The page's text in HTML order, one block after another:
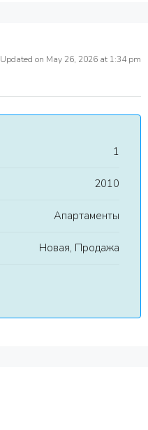
Updated on May 26, 2026 at 1:34 pm
1
2010
Апартаменты
Новая, Продажа